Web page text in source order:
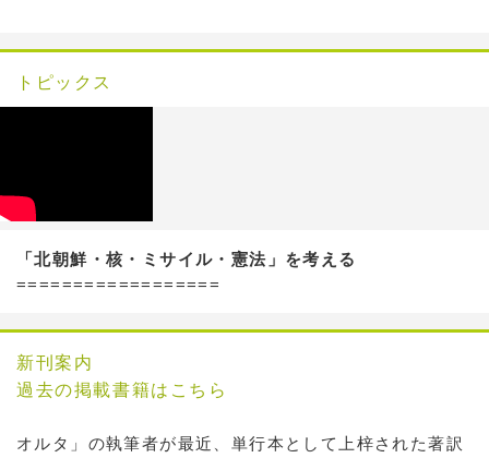
トピックス
「北朝鮮・核・ミサイル・憲法」を考える
==================
新刊案内
過去の掲載書籍はこちら
オルタ」の執筆者が最近、単行本として上梓された著訳